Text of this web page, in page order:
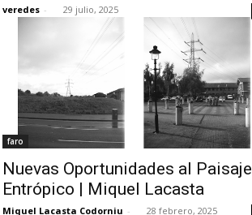
veredes - 29 julio, 2025
faro
Nuevas Oportunidades al Paisaje
Entrópico | Miquel Lacasta
Miquel Lacasta Codorniu - 28 febrero, 2025